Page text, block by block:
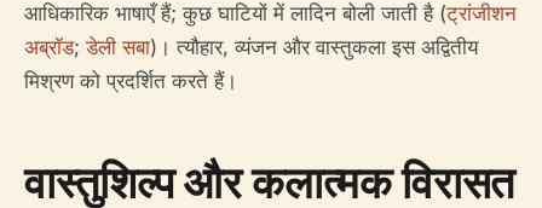
आधिकारिक भाषाएँ हैं; कुछ घाटियों में लादिन बोली जाती है (ट्रांजीशन
अब्रॉड;डेली सबा)। त्यौहार, व्यंजन और वास्तुकला इस अद्वितीय
मिश्रण को प्रदर्शित करते हैं।
वास्तुशिल्प और कलात्मक विरासत